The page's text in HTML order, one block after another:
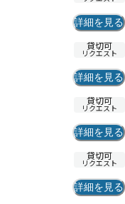
詳細を見る
貸切可
リクエスト
詳細を見る
貸切可
リクエスト
詳細を見る
貸切可
リクエスト
詳細を見る